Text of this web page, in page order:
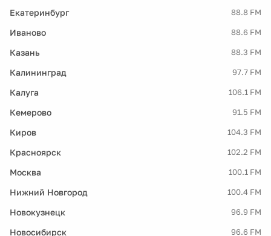
Екатеринбург 88.8 FM
Иваново 88.6 FM
Казань 88.3 FM
Калининград 97.7 FM
Калуга 106.1 FM
Кемерово 91.5 FM
Киров 104.3 FM
Красноярск 102.2 FM
Москва 100.1 FM
Нижний Новгород 100.4 FM
Новокузнецк 96.9 FM
Новосибирск 96.6 FM